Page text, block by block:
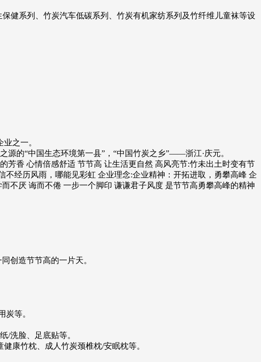
健系列、竹炭汽车低碳系列、竹炭有机家纺系列及竹纤维儿童袜等设
之一。
源的“中国生态环境第一县”，“中国竹炭之乡”——浙江·庆元。
芳香 心情倍感舒适 节节高 让生活更自然 高风亮节:竹未出土时变有节
经历风雨，哪能见彩虹 企业理念:企业精神：开拓进取，勇攀高峰 企
不厌 诲而不倦 一步一个脚印 谦谦君子风度 是节节高勇攀高峰的精神
创造节节高的一片天。
炭等。
/洗脸、足底贴等。
康竹枕、成人竹炭颈椎枕/安眠枕等。